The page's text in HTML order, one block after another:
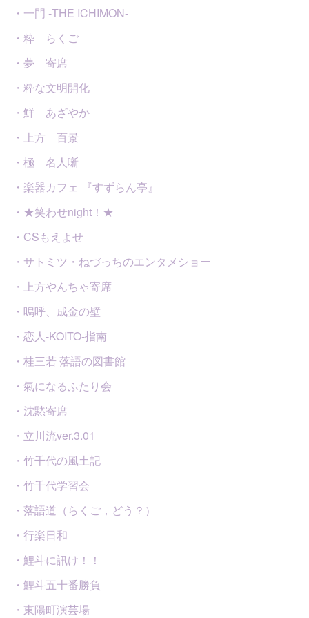
・一門 -THE ICHIMON-
・粋 らくご
・夢 寄席
・粋な文明開化
・鮮 あざやか
・上方 百景
・極 名人噺
・楽器カフェ 『すずらん亭』
・★笑わせnight！★
・CSもえよせ
・サトミツ・ねづっちのエンタメショー
・上方やんちゃ寄席
・嗚呼、成金の壁
・恋人-KOITO-指南
・桂三若 落語の図書館
・氣になるふたり会
・沈黙寄席
・立川流ver.3.01
・竹千代の風土記
・竹千代学習会
・落語道（らくご，どう？）
・行楽日和
・鯉斗に訊け！！
・鯉斗五十番勝負
・東陽町演芸場